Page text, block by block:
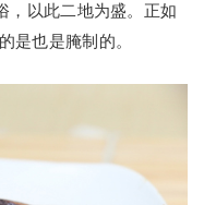
，以此二地为盛。正如
是也是腌制的。